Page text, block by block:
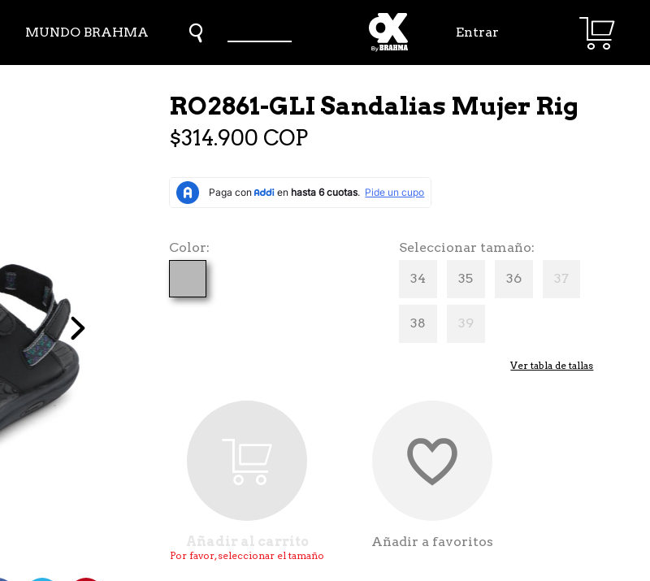
MUNDO BRAHMA Entrar
Next
RO2861-GLI Sandalias Mujer Rig
$314.900 COP
Color Seleccionar tamaño
34 35 36 37
38 39
Ver tabla de tallas
Añadir al carrito
Por favor, seleccionar el tamaño
Añadir a favoritos